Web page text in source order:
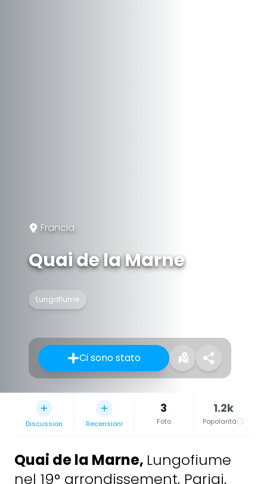
Francia
Quai de la Marne
Lungofiume
Ci sono stato
Discussion Recensioni
3
Foto
1.2k
Popolarità
Quai de la Marne, Lungofiume
nel 19° arrondissement, Parigi,